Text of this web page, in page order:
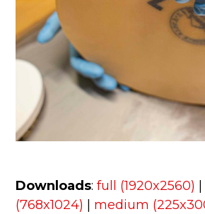
Downloads:full (1920x2560) |
(768x1024) | medium